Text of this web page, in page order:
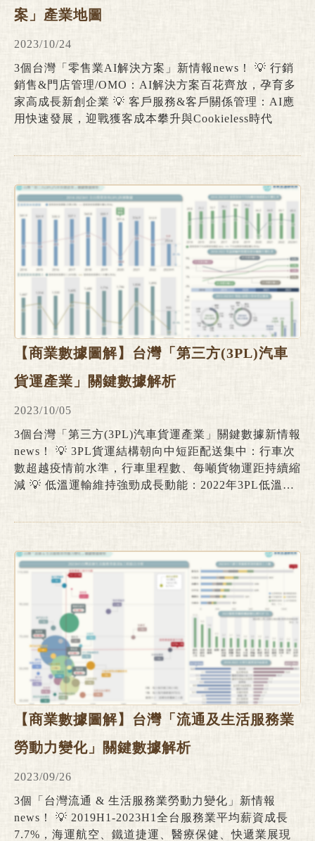
流費用率約為8.6%。海外市場方面，全球包裹遞送量
自2013年的360億件增至2022年達1,610億件，10年期
間增長幅度達347.2%。不過2022年受到中國實施清零
幅度回落至1.3%，包裹總量達1,610億件，預期至2028
年全球包裹量將達2,000億至2,250億件。
案」產業地圖
2023/10/24
3個台灣「零售業AI解決方案」新情報news！ 💡 行銷
銷售&門店管理/OMO：AI解決方案百花齊放，孕育多
家高成長新創企業 💡 客戶服務&客戶關係管理：AI應
用快速發展，迎戰獲客成本攀升與Cookieless時代
【商業數據圖解】台灣「第三方(3PL)汽車
貨運產業」關鍵數據解析
2023/10/05
3個台灣「第三方(3PL)汽車貨運產業」關鍵數據新情報
news！ 💡 3PL貨運結構朝向中短距配送集中：行車次
數超越疫情前水準，行車里程數、每噸貨物運距持續縮
減 💡 低溫運輸維持強勁成長動能：2022年3PL低溫車
【商業數據圖解】台灣「流通及生活服務業
勞動力變化」關鍵數據解析
2023/09/26
3個「台灣流通 & 生活服務業勞動力變化」新情報
news！ 💡 2019H1-2023H1全台服務業平均薪資成長
7.7%，海運航空、鐵道捷運、醫療保健、快遞業展現